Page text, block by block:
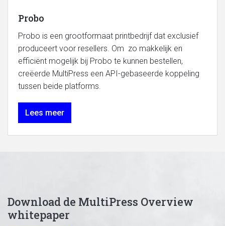
Probo
Probo is een grootformaat printbedrijf dat exclusief
produceert voor resellers. Om zo makkelijk en
efficiënt mogelijk bij Probo te kunnen bestellen,
creëerde MultiPress een API-gebaseerde koppeling
tussen beide platforms.
Lees meer
Download de MultiPress Overview
whitepaper